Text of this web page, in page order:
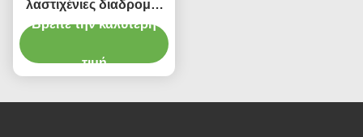
λαστιχένιες διαδρομές
αντικατάστασης AVT
λιγότερος κύκλος
Βρείτε την καλύτερη
τιμή